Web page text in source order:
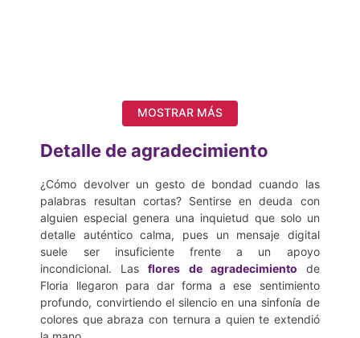
MOSTRAR MÁS
Detalle de agradecimiento
¿Cómo devolver un gesto de bondad cuando las
palabras resultan cortas? Sentirse en deuda con
alguien especial genera una inquietud que solo un
detalle auténtico calma, pues un mensaje digital
suele ser insuficiente frente a un apoyo
incondicional. Lasflores de agradecimiento de
Floria llegaron para dar forma a ese sentimiento
profundo, convirtiendo el silencio en una sinfonía de
colores que abraza con ternura a quien te extendió